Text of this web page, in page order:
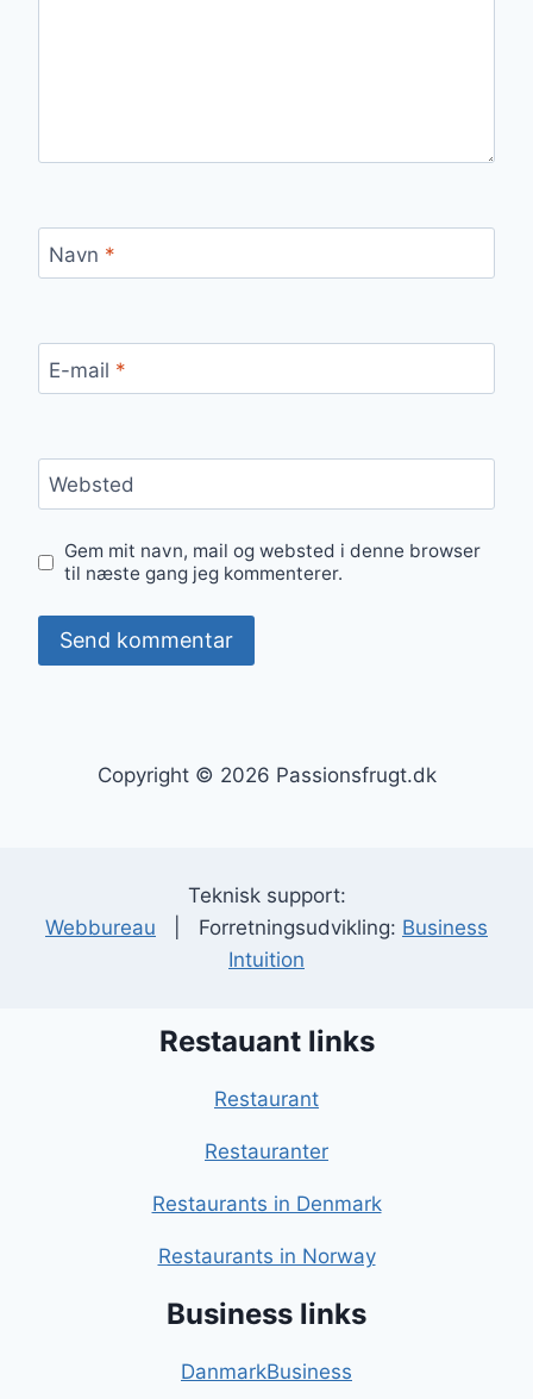
Navn *
E-mail *
Websted
Gem mit navn, mail og websted i denne browser
til næste gang jeg kommenterer.
Copyright © 2026 Passionsfrugt.dk
Teknisk support:
Webbureau | Forretningsudvikling: Business
Intuition
Restauant links
Restaurant
Restauranter
Restaurants in Denmark
Restaurants in Norway
Business links
DanmarkBusiness